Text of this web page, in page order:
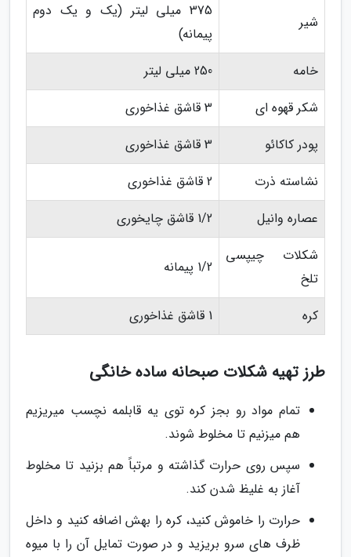
شیر
375 میلی لیتر (یک و یک دوم
پیمانه)
خامه
250 میلی لیتر
شکر قهوه ای
3 قاشق غذاخوری
پودر کاکائو
3 قاشق غذاخوری
نشاسته ذرت
2 قاشق غذاخوری
عصاره وانیل
1/2 قاشق چایخوری
شکلات چیپسی
تلخ
1/2 پیمانه
کره 1 قاشق غذاخوری
طرز تهیه شکلات صبحانه ساده خانگی
تمام مواد رو بجز کره توی یه قابلمه نچسب میریزیم
هم میزنیم تا مخلوط شوند.
سپس روی حرارت گذاشته و مرتباً هم بزنید تا مخلوط
آغاز به غلیظ شدن کند.
حرارت را خاموش کنید، کره را بهش اضافه کنید و داخل
ظرف های سرو بریزید و در صورت تمایل آن را با میوه